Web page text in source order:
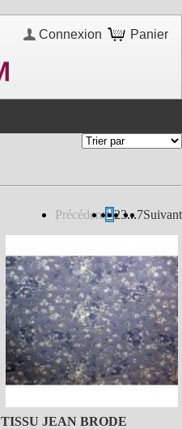
Panier
Connexion
Précédent123...7Suivant
TISSU JEAN BRODE